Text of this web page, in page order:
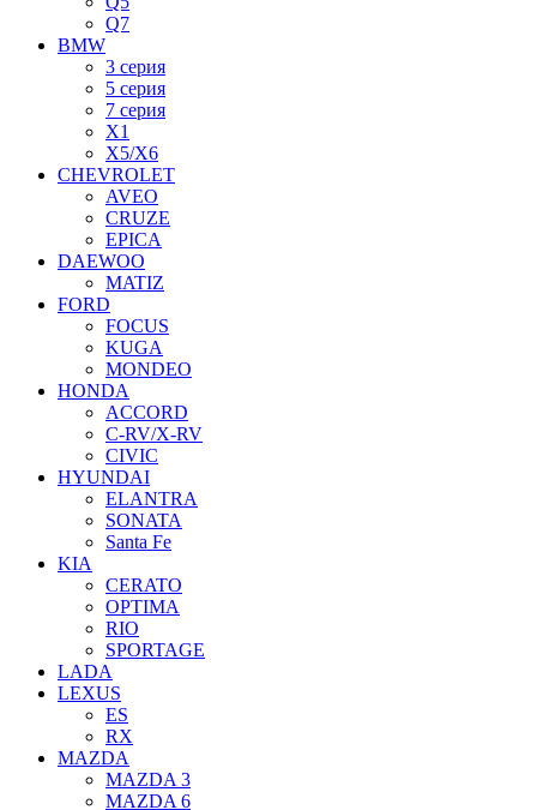
Q7
BMW
3 серия
5 серия
7 серия
X1
X5/X6
CHEVROLET
AVEO
CRUZE
EPICA
DAEWOO
MATIZ
FORD
FOCUS
KUGA
MONDEO
HONDA
ACCORD
C-RV/X-RV
CIVIC
HYUNDAI
ELANTRA
SONATA
Santa Fe
KIA
CERATO
OPTIMA
RIO
SPORTAGE
LADA
LEXUS
ES
RX
MAZDA
MAZDA 3
MAZDA 6